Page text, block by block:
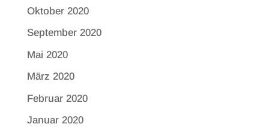
Oktober 2020
September 2020
Mai 2020
März 2020
Februar 2020
Januar 2020